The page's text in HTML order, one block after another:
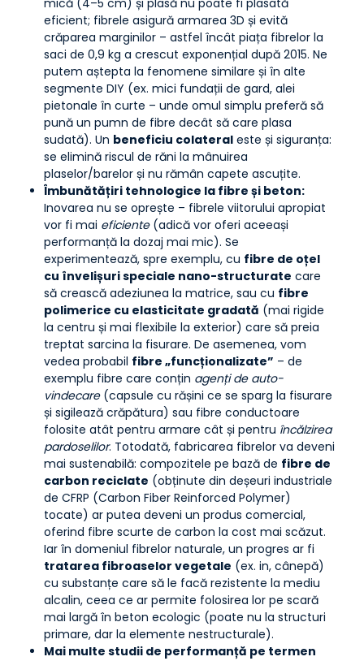
mică (4–5 cm) și plasă nu poate fi plasată
eficient; fibrele asigură armarea 3D și evită
crăparea marginilor – astfel încât piața fibrelor la
saci de 0,9 kg a crescut exponențial după 2015. Ne
putem aștepta la fenomene similare și în alte
segmente DIY (ex. mici fundații de gard, alei
pietonale în curte – unde omul simplu preferă să
pună un pumn de fibre decât să care plasa
sudată). Un beneficiu colateral este și siguranța:
se elimină riscul de răni la mânuirea
plaselor/barelor și nu rămân capete ascuțite.
Îmbunătățiri tehnologice la fibre și beton:
Inovarea nu se oprește – fibrele viitorului apropiat
vor fi mai eficiente(adică vor oferi aceeași
performanță la dozaj mai mic). Se
experimentează, spre exemplu, cu fibre de oțel
cu învelișuri speciale nano-structurate care
să crească adeziunea la matrice, sau cu fibre
polimerice cu elasticitate gradată (mai rigide
la centru și mai flexibile la exterior) care să preia
treptat sarcina la fisurare. De asemenea, vom
vedea probabil fibre „funcționalizate” – de
exemplu fibre care conțin agenți de auto-
vindecare(capsule cu rășini ce se sparg la fisurare
și sigilează crăpătura) sau fibre conductoare
folosite atât pentru armare cât și pentru încălzirea
pardoselilor. Totodată, fabricarea fibrelor va deveni
mai sustenabilă: compozitele pe bază de fibre de
carbon reciclate (obținute din deșeuri industriale
de CFRP (Carbon Fiber Reinforced Polymer)
tocate) ar putea deveni un produs comercial,
oferind fibre scurte de carbon la cost mai scăzut.
Iar în domeniul fibrelor naturale, un progres ar fi
tratarea fibroaselor vegetale (ex. in, cânepă)
cu substanțe care să le facă rezistente la mediu
alcalin, ceea ce ar permite folosirea lor pe scară
mai largă în beton ecologic (poate nu la structuri
primare, dar la elemente nestructurale).
Mai multe studii de performanță pe termen